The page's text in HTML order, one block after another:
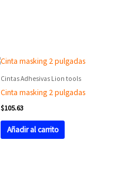
Cintas Adhesivas Lion tools
Cinta masking 2 pulgadas
$105.63
Añadir al carrito